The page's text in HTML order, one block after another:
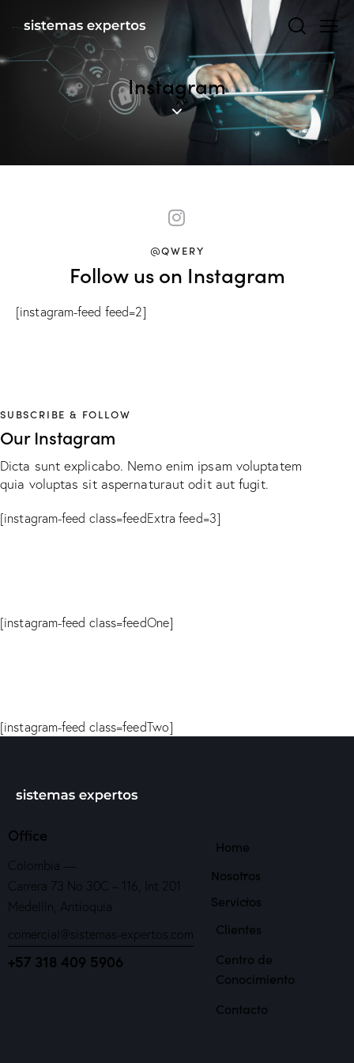
Instagram
@QWERY
Follow us on Instagram
[instagram-feed feed=2]
SUBSCRIBE & FOLLOW
Our Instagram
Dicta sunt explicabo. Nemo enim ipsam voluptatem
quia voluptas sit aspernaturaut odit aut fugit.
[instagram-feed class=feedExtra feed=3]
[instagram-feed class=feedOne]
[instagram-feed class=feedTwo]
Office
Colombia —
Carrera 73 No 30C – 116, Int 201
Medellín, Antioquia
comercial@sistemas-expertos.com
+57 318 409 5906
Home
Nosotros
Servicios
Clientes
Centro de
Conocimiento
Contacto